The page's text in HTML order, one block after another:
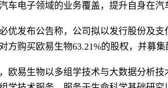
车电子领域的业务覆盖，提升自身在汽
优发布公告称，公司拟以发行股份及
方购买欧易生物63.21%的股权，并募集
欧易生物以多组学技术与大数据分析